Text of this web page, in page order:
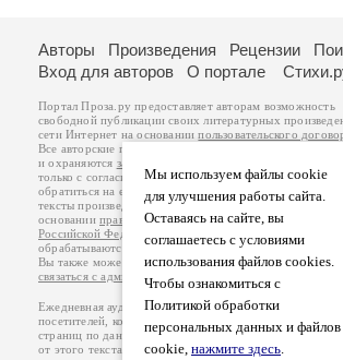
Мы используем файлы cookie
для улучшения работы сайта.
Оставаясь на сайте, вы
соглашаетесь с условиями
использования файлов cookies.
Чтобы ознакомиться с
Политикой обработки
персональных данных и файлов
cookie, нажмите здесь.
Авторы Произведения Рецензии
Вход для авторов
О портале
Портал Проза.ру предоставляет авторам возможность
свободной публикации своих литературных
сети Интернет на основаниипользовательского
Все авторские права на произведения принадлежат
и охраняются законом
. Перепечатка произведений
только с согласия его автора, к которому вы можете
обратиться на его авторской странице. Ответственность
тексты произведений авторы несут самостоятельно на
основанииправил публикацииизаконодательства
Российской Федерации
обрабатываются на основанииПолитики обработки
Вы также можете посмотреть более подробную
связаться с администрацией
Ежедневная аудитория портала Проза.ру – порядка
посетителей, которые в общей сумме просматривают
страниц по данным счетчика посещаемости, который
от этого текста. В каждой графе указано по две цифры: